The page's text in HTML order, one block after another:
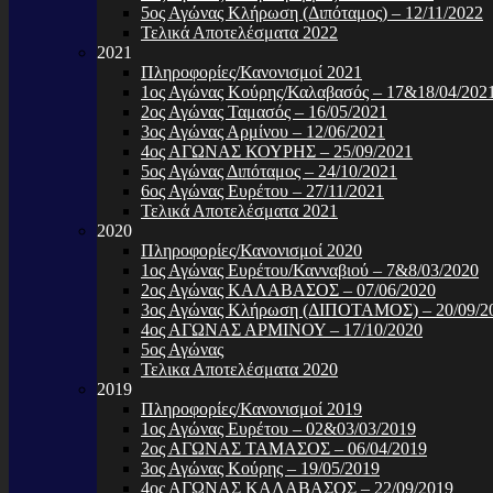
5ος Αγώνας Κλήρωση (Διπόταμος) – 12/11/2022
Τελικά Αποτελέσματα 2022
2021
Πληροφορίες/Κανονισμοί 2021
1ος Αγώνας Κούρης/Καλαβασός – 17&18/04/2021
2ος Αγώνας Ταμασός – 16/05/2021
3ος Αγώνας Αρμίνου – 12/06/2021
4ος ΑΓΩΝΑΣ ΚΟΥΡΗΣ – 25/09/2021
5ος Αγώνας Διπόταμος – 24/10/2021
6ος Αγώνας Ευρέτου – 27/11/2021
Τελικά Αποτελέσματα 2021
2020
Πληροφορίες/Κανονισμοί 2020
1ος Αγώνας Ευρέτου/Κανναβιού – 7&8/03/2020
2ος Αγώνας ΚΑΛΑΒΑΣΟΣ – 07/06/2020
3ος Αγώνας Κλήρωση (ΔΙΠΟΤΑΜΟΣ) – 20/09/
4ος ΑΓΩΝΑΣ ΑΡΜΙΝΟΥ – 17/10/2020
5ος Αγώνας
Τελικα Αποτελέσματα 2020
2019
Πληροφορίες/Κανονισμοί 2019
1ος Αγώνας Ευρέτου – 02&03/03/2019
2ος ΑΓΩΝΑΣ ΤΑΜΑΣΟΣ – 06/04/2019
3ος Αγώνας Κούρης – 19/05/2019
4ος ΑΓΩΝΑΣ ΚΑΛΑΒΑΣΟΣ – 22/09/2019